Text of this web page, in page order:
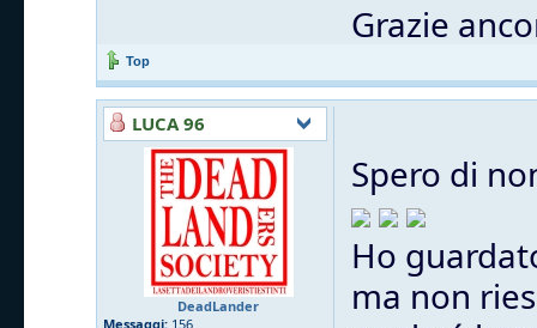
Grazie
Top
LUCA 96
DeadLander
Messaggi: 156
Spero di
Ho
ma non